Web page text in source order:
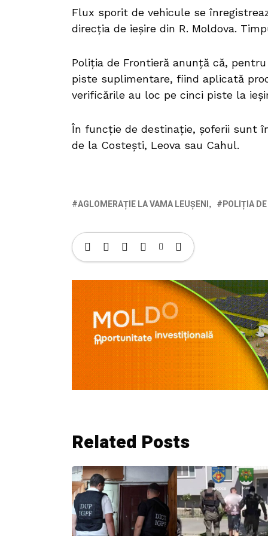
Flux sporit de vehicule se
direcția de ieșire din R. Moldova.
Poliția de Frontieră anunță că,
piste suplimentare, fiind aplicată
verificările au loc pe cinci piste la
În funcție de destinație, șoferii sunt
de la Costești, Leova sau Cahul.
AGLOMERAȚIE LA VAMA LEUȘENI POLIȚIA
Related Posts